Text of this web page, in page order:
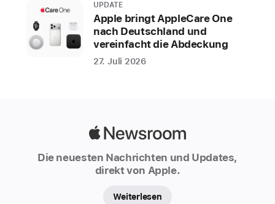
mehr
in
der
Region
und
UPDATE
Apple bringt AppleCare One
nach Deutschland und
vereinfacht die Abdeckung
27. Juli 2026
Die neuesten Nachrichten und Updates,
direkt von Apple.
Weiterlesen